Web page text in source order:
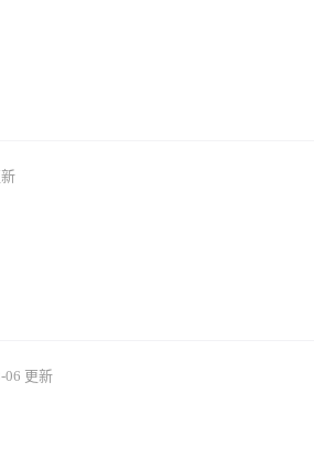
06 更新